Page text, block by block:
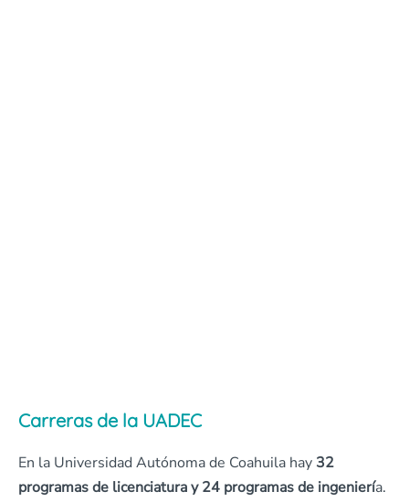
Carreras de la UADEC
En la Universidad Autónoma de Coahuila hay 32
programas de licenciatura y 24 programas de ingeniería.